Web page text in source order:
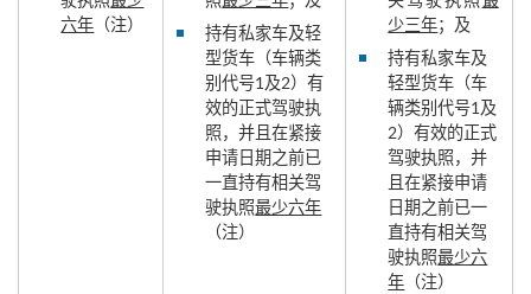
六年 （注）
持有私家车及轻
型货车（车辆类
别代号1及2）有
效的正式驾驶执
照，并且在紧接
申请日期之前已
一直持有相关驾
驶执照最少六年
（注）
少三年；及
持有私家车及
轻型货车（车
辆类别代号1及
2）有效的正式
驾驶执照，并
且在紧接申请
日期之前已一
直持有相关驾
驶执照最少六
年 （注）